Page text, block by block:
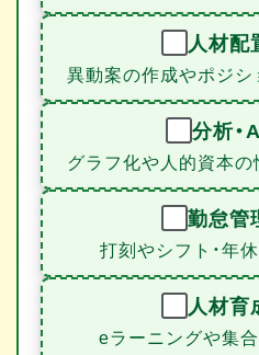
人材配
異動案の作成やポジ
分析・
グラフ化や人的資本
勤怠管
打刻やシフト・年
人材育
eラーニングや集